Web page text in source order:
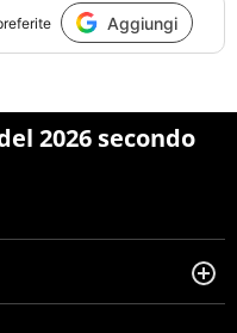
Aggiungi
2026 secondo
dieci anni si occupa di